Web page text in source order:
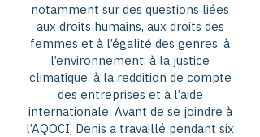
notamment sur des questions liées
aux droits humains, aux droits des
femmes et à l’égalité des genres, à
l’environnement, à la justice
climatique, à la reddition de compte
des entreprises et à l’aide
internationale. Avant de se joindre à
l’AQOCI, Denis a travaillé pendant six